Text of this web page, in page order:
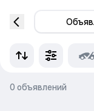
0 объявлений